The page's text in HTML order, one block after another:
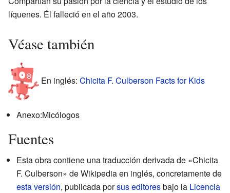
líquenes. Él falleció en el año 2003.
Véase también
En inglés: Chicita F. Culberson Facts for Kids
Anexo:Micólogos
Fuentes
Esta obra contiene una traducción derivada de «Chicita
F. Culberson» de Wikipedia en inglés, concretamente de
esta versión, publicada porsus editoresbajo la Licencia